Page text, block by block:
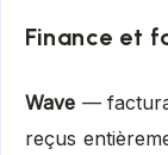
Finance et
Wave —
reçus